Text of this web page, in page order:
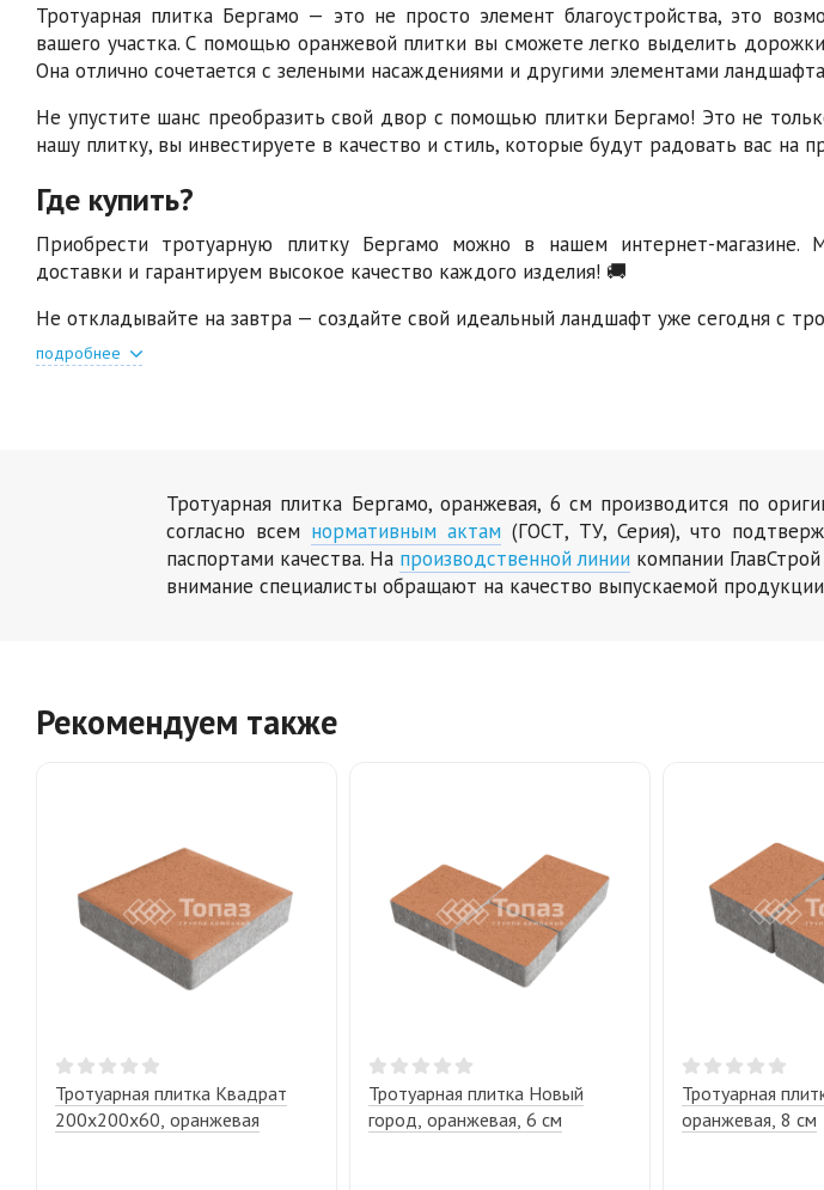
Тротуарная плитка Бергамо — это не просто элемент благоустройства, это
вашего участка. С помощью оранжевой плитки вы сможете легко выделить
Она отлично сочетается с зелеными насаждениями и другими элементами
Не упустите шанс преобразить свой двор с помощью плитки Бергамо! Это не
нашу плитку, вы инвестируете в качество и стиль, которые будут радовать вас на
Где купить?
Приобрести тротуарную плитку Бергамо можно в нашем интернет-магазине.
доставки и гарантируем высокое качество каждого изделия! 🚚
Не откладывайте на завтра — создайте свой идеальный ландшафт уже сегодня с
подробнее
Тротуарная плитка Бергамо, оранжевая, 6 см производится по
согласно всем нормативным актам (ГОСТ, ТУ, Серия), что
паспортами качества. На производственной линии компании
внимание специалисты обращают на качество выпускаемой
Рекомендуем также
Тротуарная плитка Квадрат
200х200х60, оранжевая
Тротуарная плитка Новый
город, оранжевая, 6 см
Тротуарная
оранжевая, 8 см